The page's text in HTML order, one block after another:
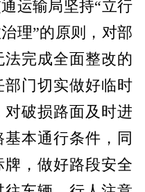
运输局坚持“立行
理”的原则，对部
完成全面整改的
部门切实做好临时
破损路面及时进
本通行条件，同
，做好路段安全